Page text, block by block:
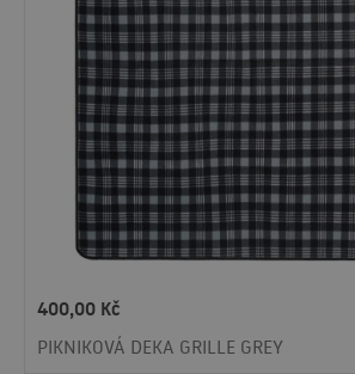
400,00 Kč
PIKNIKOVÁ DEKA GRILLE GREY